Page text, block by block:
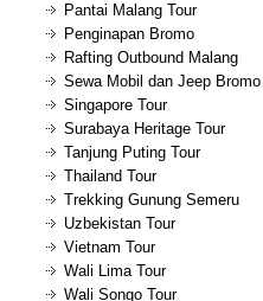
Pantai Malang Tour
Penginapan Bromo
Rafting Outbound Malang
Sewa Mobil dan Jeep Bromo
Singapore Tour
Surabaya Heritage Tour
Tanjung Puting Tour
Thailand Tour
Trekking Gunung Semeru
Uzbekistan Tour
Vietnam Tour
Wali Lima Tour
Wali Songo Tour